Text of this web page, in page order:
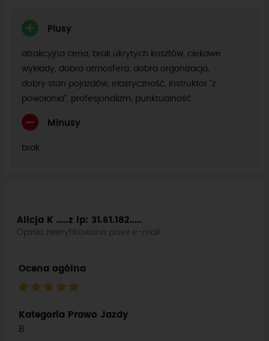
Plusy
atrakcyjna cena, brak ukrytych kosztów, ciekawe
wykłady, dobra atmosfera, dobra organizacja,
dobry stan pojazdów, elastyczność, instruktor “z
powołania”, profesjonalizm, punktualność
Minusy
brak
Ocena ogólna
Kategoria Prawo Jazdy
B
Alicja K .....z ip: 31.61.182.....
Opinia zweryfikowana przez e-mail